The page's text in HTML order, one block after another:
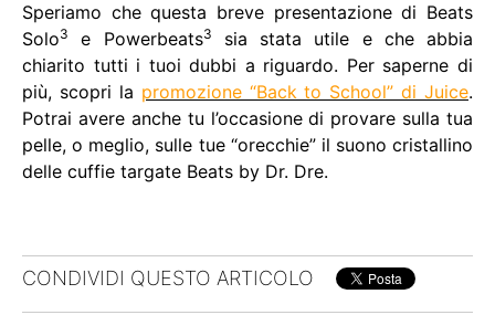
Speriamo che questa breve presentazione di Beats
Solo3 e Powerbeats3
sia stata utile e che abbia
chiarito tutti i tuoi dubbi a riguardo. Per saperne di
più, scopri la promozione “Back to School” di Juice.
Potrai avere anche tu l’occasione di provare sulla tua
pelle, o meglio, sulle tue “orecchie” il suono cristallino
delle cuffie targate Beats by Dr. Dre.
CONDIVIDI QUESTO ARTICOLO